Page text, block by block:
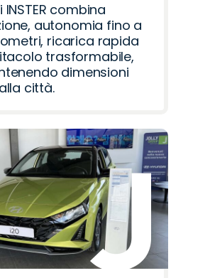
INSTER combina
autonomia fino a
ricarica rapida
trasformabile,
dimensioni
città.